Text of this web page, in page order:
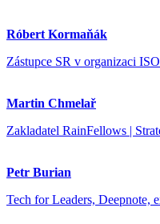
Róbert Kormaňák
Zástupce SR v organizaci
Martin Chmelař
Zakladatel RainFellows |
Petr Burian
Tech for Leaders, Deepnote,